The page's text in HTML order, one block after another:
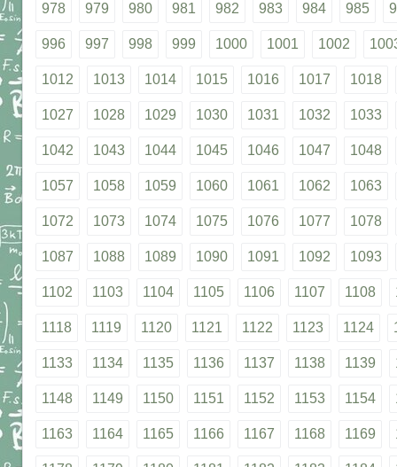
978 979 980 981 982 983 984 985
996 997 998 999 1000 1001 1002
1012 1013 1014 1015 1016 1017 1018
1027 1028 1029 1030 1031 1032 1033
1042 1043 1044 1045 1046 1047 1048
1057 1058 1059 1060 1061 1062 1063
1072 1073 1074 1075 1076 1077 1078
1087 1088 1089 1090 1091 1092 1093
1102 1103 1104 1105 1106 1107 1108
1118 1119 1120 1121 1122 1123 1124
1133 1134 1135 1136 1137 1138 1139
1148 1149 1150 1151 1152 1153 1154
1163 1164 1165 1166 1167 1168 1169